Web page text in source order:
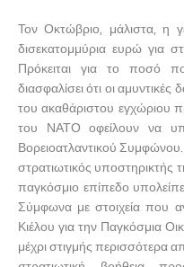
Τον Οκτώβριο, μάλιστα, η
δισεκατομμύρια ευρώ για
Πρόκειται για το ποσό
διασφαλίσει ότι οι
του ακαθάριστου εγχώριου
του ΝΑΤΟ οφείλουν να
Βορειοατλαντικού
στρατιωτικός
παγκόσμιο επίπεδο
Σύμφωνα με στοιχεία που
Κιέλου για την Παγκόσμια
μέχρι στιγμής περισσότερα